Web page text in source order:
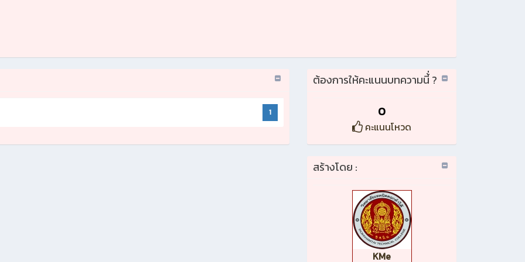
1
ต้องการให้คะแนนบทความนี้่ ?
0
คะแนนโหวด
สร้างโดย :
KMe